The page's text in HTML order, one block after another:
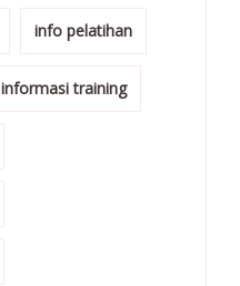
info pelatihan
informasi training